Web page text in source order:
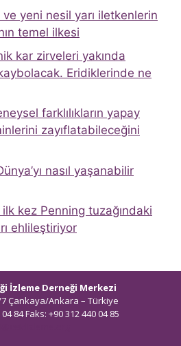
yeni nesil yarı iletkenlerin
temel ilkesi
kar zirveleri yakında
Eridiklerinde ne
farklılıkların yapay
zayıflatabileceğini
nasıl yaşanabilir
kez Penning tuzağındaki
ehlileştiriyor
İzleme Derneği Merkezi
Çankaya/Ankara – Türkiye
84 Faks: +90 312 440 04 85